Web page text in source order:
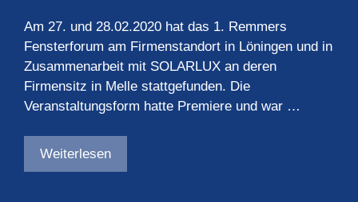
Am 27. und 28.02.2020 hat das 1. Remmers
Fensterforum am Firmenstandort in Löningen und in
Zusammenarbeit mit SOLARLUX an deren
Firmensitz in Melle stattgefunden. Die
Veranstaltungsform hatte Premiere und war …
Weiterlesen